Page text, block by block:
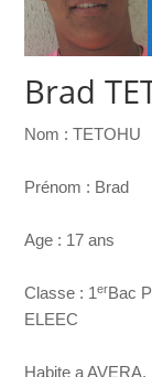
Brad
Nom : TETOHU
Prénom : Brad
Age : 17 ans
Classe : 1erBac
ELEEC
Habite a AVERA,